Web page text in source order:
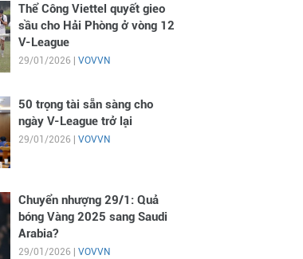
Thể Công Viettel quyết gieo
sầu cho Hải Phòng ở vòng 12
V-League
29/01/2026 | VOVVN
50 trọng tài sẵn sàng cho
ngày V-League trở lại
29/01/2026 | VOVVN
Chuyển nhượng 29/1: Quả
bóng Vàng 2025 sang Saudi
Arabia?
29/01/2026 | VOVVN